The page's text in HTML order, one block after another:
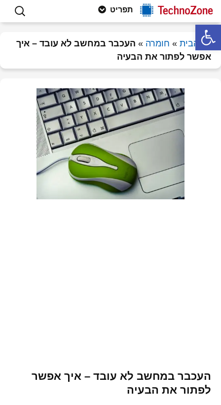
Technozone
פתרון תקלות חומרה ותוכנה, וטיפים
למחשבים
תפריט חיפוש:
דף הבית » חומרה » העכבר במחשב לא עובד – איך
אפשר לפתור את הבעיה
העכבר במחשב לא עובד – איך אפשר
לפתור את הבעיה
פתח סרגל נגישות